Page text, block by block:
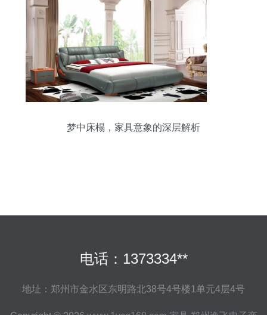
梦中床榻，家具意象的深层解析
电话：1373334**
地址：郑州市金水区东明路北38号4号楼1单元4层4号